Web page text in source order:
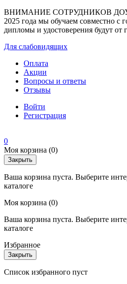
ВНИМАНИЕ СОТРУДНИКОВ ДОУ
2025 года мы обучаем совместно с
дипломы и удостоверения будут от
Для слабовидящих
Оплата
Акции
Вопросы и ответы
Отзывы
Войти
Регистрация
0
Моя корзина (0)
Закрыть
Ваша корзина пуста. Выберите
каталоге
Моя корзина (0)
Ваша корзина пуста. Выберите
каталоге
Избранное
Закрыть
Список избранного пуст